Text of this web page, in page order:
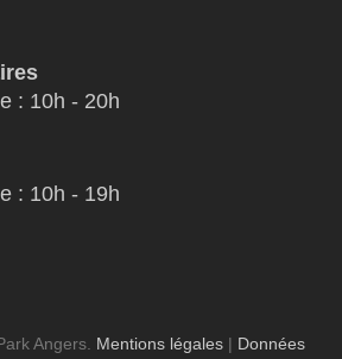
: 10h - 20h
: 10h - 19h
Angers. Mentions légales| Données